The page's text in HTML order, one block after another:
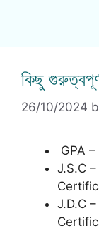
কিছু
26/10/2024
GPA
J.S.C
J.D.C